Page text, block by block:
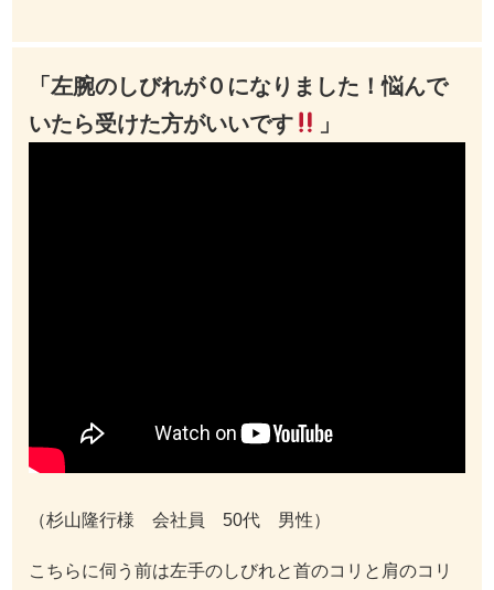
「左腕のしびれが０になりました！悩んで
いたら受けた方がいいです
」
（杉山隆行様 会社員 50代 男性）
こちらに伺う前は左手のしびれと首のコリと肩のコリ